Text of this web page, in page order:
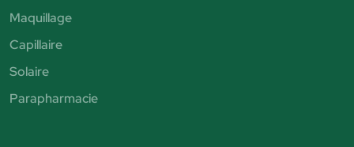
Maquillage
Capillaire
Solaire
Parapharmacie